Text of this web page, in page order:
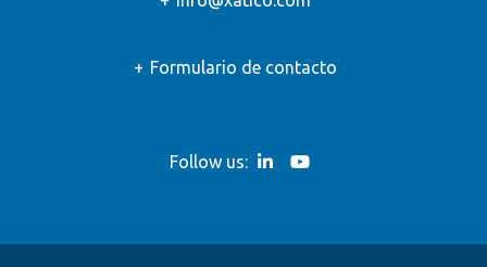
Formulario de contacto
Follow us: